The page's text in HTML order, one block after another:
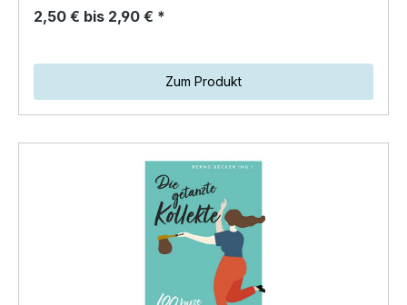
2,50 € bis 2,90 € *
Zum Produkt